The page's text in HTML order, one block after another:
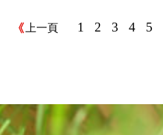
上一頁 1 2 3 4 5